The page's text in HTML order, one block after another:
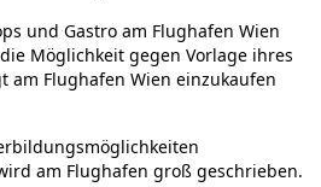
und Gastro am Flughafen Wien
Möglichkeit gegen Vorlage ihres
am Flughafen Wien einzukaufen
am Flughafen groß geschrieben.